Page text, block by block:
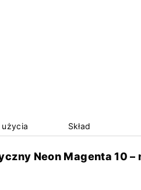
użycia Skład
Neon Magenta 10